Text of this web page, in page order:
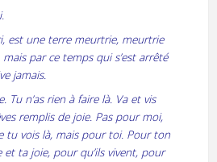
est une terre meurtrie, meurtrie
par ce temps qui s’est arrêté
jamais.
Tu n’as rien à faire là. Va et vis
remplis de joie. Pas pour moi,
tu vois là, mais pour toi. Pour ton
ta joie, pour qu’ils vivent, pour